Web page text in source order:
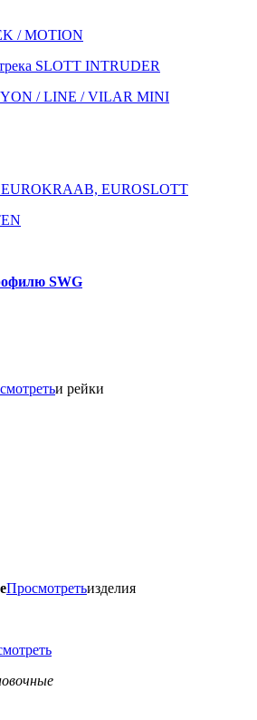
/ MOTION
SLOTT INTRUDER
/ LINE / VILAR MINI
EUROSLOTT
SWG
и рейки
Просмотретьизделия